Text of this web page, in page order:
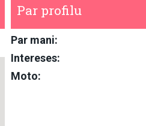
Par profilu
Par mani:
Intereses:
Moto: